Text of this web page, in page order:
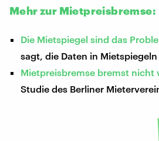
Mehr zur Mietpreisbremse:
Die Mietspiegel sind das
sagt, die Daten in
Mietpreisbremse bremst nicht
Studie des Berliner